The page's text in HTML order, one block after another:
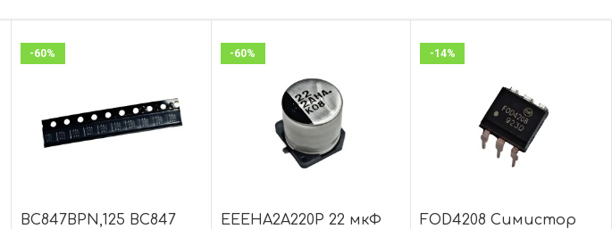
-60%
BC847BPN,125 BC847
-60%
EEEHA2A220P 22 мкФ
-14%
FOD4208 Симистор